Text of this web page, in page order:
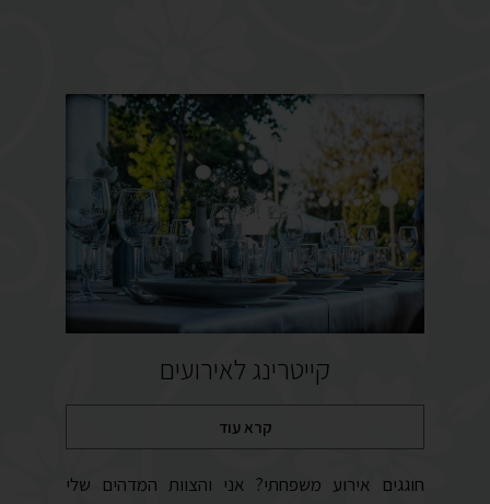
קייטרינג לאירועים
קרא עוד
חוגגים אירוע משפחתי? אני והצוות המדהים שלי